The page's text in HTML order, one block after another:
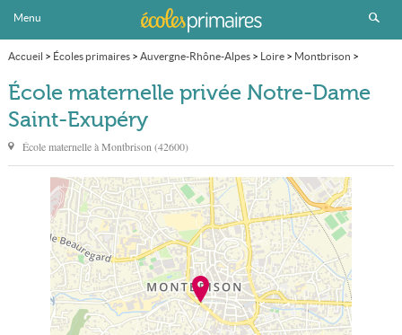
Menu
Accueil > Écoles primaires> Auvergne-Rhône-Alpes> Loire> Montbrison >
École maternelle privée Notre-Dame Saint-Exupéry
École maternelle privée Notre-Dame
Saint-Exupéry
École maternelle àMontbrison (42600)